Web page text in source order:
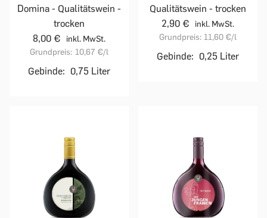
Domina - Qualitätswein -
trocken
8,00 €
inkl. MwSt.
Grundpreis: 10,67 €/l
Gebinde: 0,75 Liter
Qualitätswein - trocken
2,90 €
inkl. MwSt.
Grundpreis: 11,60 €/l
Gebinde: 0,25 Liter